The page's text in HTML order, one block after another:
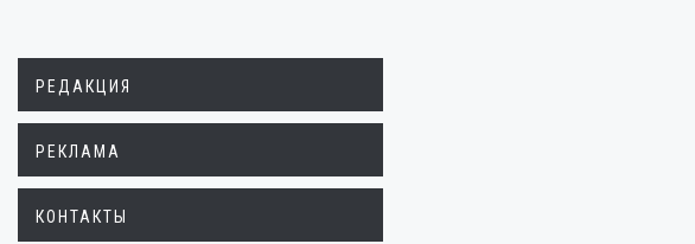
РЕДАКЦИЯ
РЕКЛАМА
КОНТАКТЫ